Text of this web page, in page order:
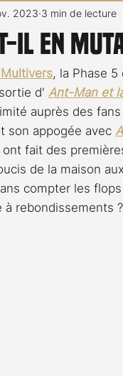
Memento En
TV Stéfanie
il en
2023 3 min de lecture
, la Phase
d' Ant-Man et
auprès des
son appogée avec
fait des
de la maison
compter les
rebondissements ?